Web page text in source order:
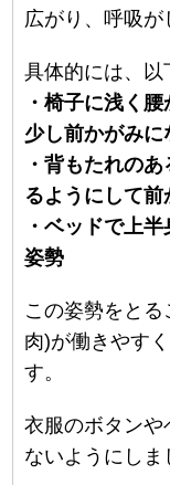
広がり、呼吸が
具体的には、以
・椅子に浅く
少し前かがみに
・背もたれの
るようにして
・ベッドで上
姿勢
この姿勢をと
肉)が働きやす
す。
衣服のボタンや
ないようにしま